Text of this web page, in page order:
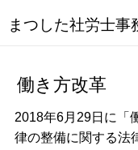
まつした社労士事
働き方改革
2018年6月29日に「
律の整備に関する法